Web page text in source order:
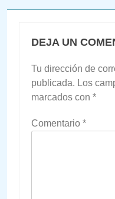
DEJA UN
Tu dirección de
publicada. Los
marcados con *
Comentario *